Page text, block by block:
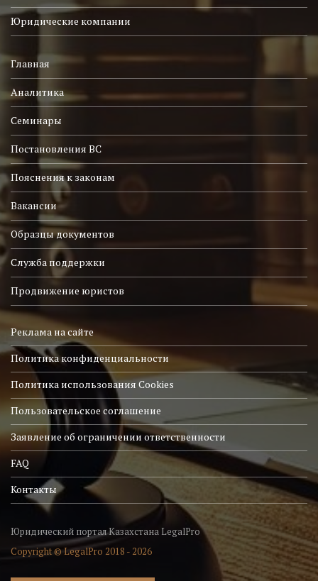
Юридические компании
Главная
Аналитика
Семинары
Постановления ВС
Пояснения к законам
Вакансии
Образцы документов
Служба поддержки
Продвижение юристов
Реклама на сайте
Политика конфиденциальности
Политика использования Cookies
Пользовательское соглашение
Заявление об ограничении ответственности
FAQ
Контакты
Юридический портал Казахстана LegalPro
Copyright © LegalPro 2018 - 2026